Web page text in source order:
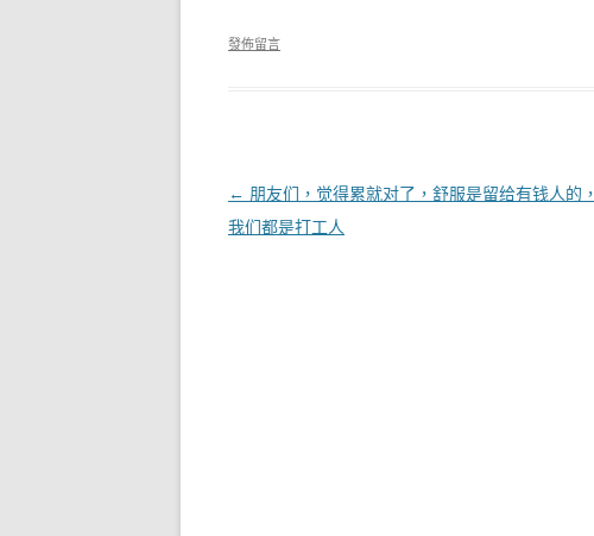
發佈留言
文章導覽
← 朋友们，觉得累就对了，舒服是留给有钱人的，
我们都是打工人